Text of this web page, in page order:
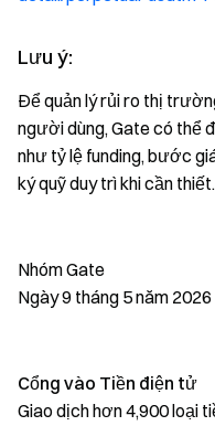
Lưu ý:
Để quản lý rủi ro thị
người dùng, Gate có thể
như tỷ lệ funding, bước
ký quỹ duy trì khi cần thiết.
Nhóm Gate
Ngày 9 tháng 5 năm 2026
Cổng vào Tiền điện tử
Giao dịch hơn 4,900 loại